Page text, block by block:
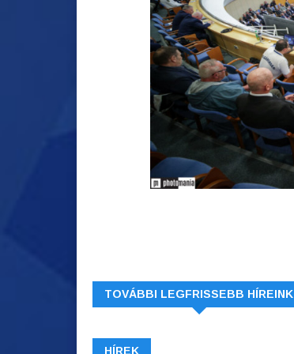
TOVÁBBI LEGFRISSEBB HÍREINK
HÍREK